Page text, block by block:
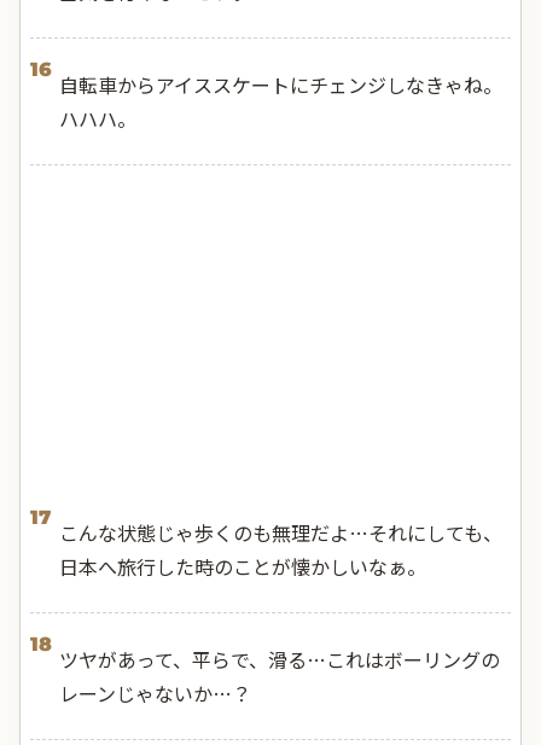
16
自転車からアイススケートにチェンジしなきゃね。
ハハハ。
17
こんな状態じゃ歩くのも無理だよ…それにしても、
日本へ旅行した時のことが懐かしいなぁ。
18
ツヤがあって、平らで、滑る…これはボーリングの
レーンじゃないか…？